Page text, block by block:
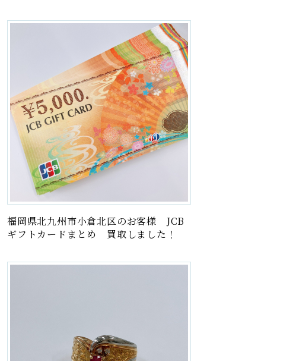
福岡県北九州市小倉北区のお客様 JCB
ギフトカードまとめ 買取しました！